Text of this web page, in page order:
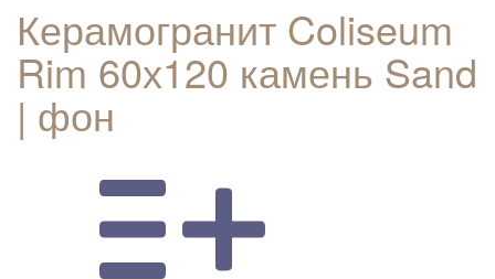
Керамогранит Coliseum
Rim 60х120 камень Sand
| фон